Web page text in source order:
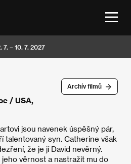
7. – 10. 7. 2027
Archív filmů
/ USA,
jsou navenek úspěšný pár,
talentovaný syn. Catherine však
že je jí David nevěrný.
věrnost a nastražit mu do